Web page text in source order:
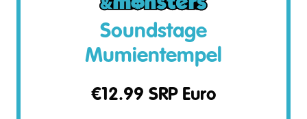
Soundstage
Mumientempel
€12.99 SRP Euro